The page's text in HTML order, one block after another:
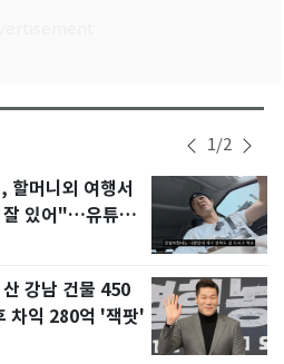
1/2
할머니외 여행서
잘 있어"…유튜브
강남 건물 450
차익 280억 '잭팟'